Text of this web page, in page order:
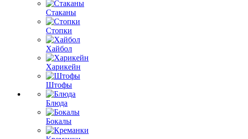
Стаканы
Стопки
Хайбол
Харикейн
Штофы
Блюда
Бокалы